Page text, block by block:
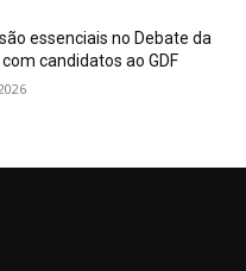
essenciais no Debate da
candidatos ao GDF